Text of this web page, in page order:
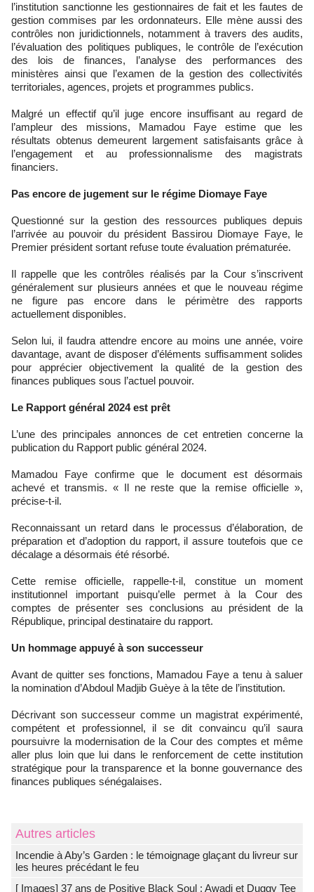
l’institution sanctionne les gestionnaires de fait et les fautes de
gestion commises par les ordonnateurs. Elle mène aussi des
contrôles non juridictionnels, notamment à travers des audits,
l’évaluation des politiques publiques, le contrôle de l’exécution
des lois de finances, l’analyse des performances des
ministères ainsi que l’examen de la gestion des collectivités
territoriales, agences, projets et programmes publics.
Malgré un effectif qu’il juge encore insuffisant au regard de
l’ampleur des missions, Mamadou Faye estime que les
résultats obtenus demeurent largement satisfaisants grâce à
l’engagement et au professionnalisme des magistrats
financiers.
Pas encore de jugement sur le régime Diomaye Faye
Questionné sur la gestion des ressources publiques depuis
l’arrivée au pouvoir du président Bassirou Diomaye Faye, le
Premier président sortant refuse toute évaluation prématurée.
Il rappelle que les contrôles réalisés par la Cour s’inscrivent
généralement sur plusieurs années et que le nouveau régime
ne figure pas encore dans le périmètre des rapports
actuellement disponibles.
Selon lui, il faudra attendre encore au moins une année, voire
davantage, avant de disposer d’éléments suffisamment solides
pour apprécier objectivement la qualité de la gestion des
finances publiques sous l’actuel pouvoir.
Le Rapport général 2024 est prêt
L’une des principales annonces de cet entretien concerne la
publication du Rapport public général 2024.
Mamadou Faye confirme que le document est désormais
achevé et transmis. « Il ne reste que la remise officielle »,
précise-t-il.
Reconnaissant un retard dans le processus d’élaboration, de
préparation et d’adoption du rapport, il assure toutefois que ce
décalage a désormais été résorbé.
Cette remise officielle, rappelle-t-il, constitue un moment
institutionnel important puisqu’elle permet à la Cour des
comptes de présenter ses conclusions au président de la
République, principal destinataire du rapport.
Un hommage appuyé à son successeur
Avant de quitter ses fonctions, Mamadou Faye a tenu à saluer
la nomination d’Abdoul Madjib Guèye à la tête de l’institution.
Décrivant son successeur comme un magistrat expérimenté,
compétent et professionnel, il se dit convaincu qu’il saura
poursuivre la modernisation de la Cour des comptes et même
aller plus loin que lui dans le renforcement de cette institution
stratégique pour la transparence et la bonne gouvernance des
finances publiques sénégalaises.
Autres articles
Incendie à Aby’s Garden : le témoignage glaçant du livreur sur
les heures précédant le feu
[ Images] 37 ans de Positive Black Soul : Awadi et Duggy Tee